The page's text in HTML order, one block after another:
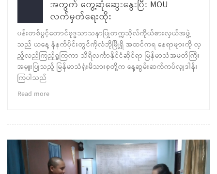
အတွက် တွေ့ဆုံဆွေးနွေးပြီး MOU
လက်မှတ်ရေးထိုး
ပန်းတစ်ပွင့်တောင်ဗုဒ္ဓသာသနာပြုတက္ကသိုလ်ကိုယ်စားလှယ်အဖွဲ့
သည် ယနေ့ နံနက်ပိုင်းတွင်ကိုလံဘိုမြို့ရှိ အထင်ကရ နေရာများကို လှ
ည့်လည်ကြည့်ရှုကြကာ သီရိလင်္ကာနိုင်ငံဆိုင်ရာ မြန်မာသံအမတ်ကြီး
အမှူးပြုသည့် မြန်မာသံရုံးမိသားစုတို့က နေ့ဆွမ်းဆက်ကပ်လှူဒါန်း
ကြပါသည်
Read more